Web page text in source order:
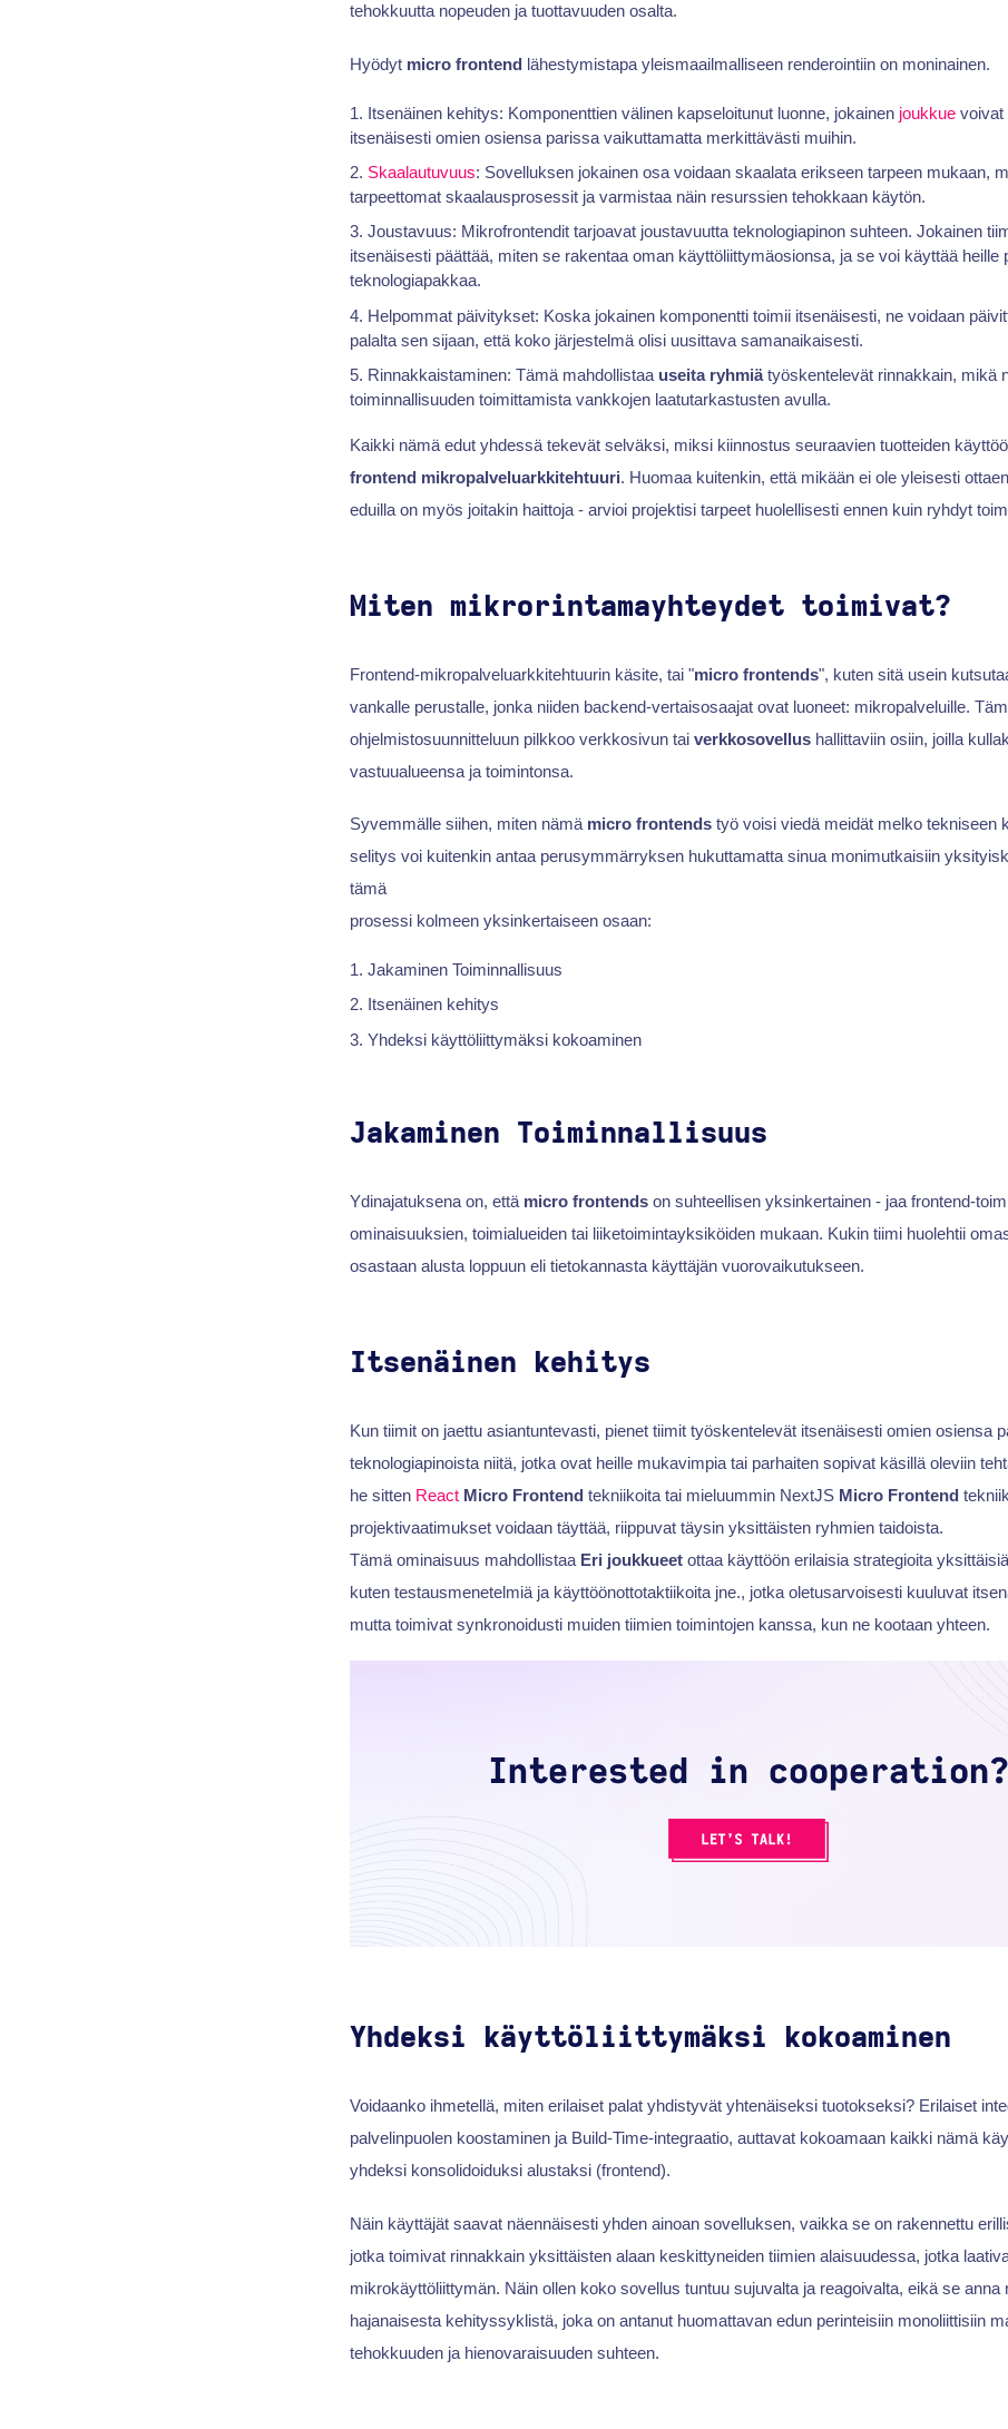
tehokkuutta nopeuden ja tuottavuuden osalta.
Hyödyt micro frontend lähestymistapa yleismaailmalliseen renderointiin on moninainen.
Itsenäinen kehitys: Komponenttien välinen kapseloitunut luonne, jokainen joukkuevoivat
itsenäisesti omien osiensa parissa vaikuttamatta merkittävästi muihin.
Skaalautuvuus: Sovelluksen jokainen osa voidaan skaalata erikseen tarpeen mukaan,
tarpeettomat skaalausprosessit ja varmistaa näin resurssien tehokkaan käytön.
Joustavuus: Mikrofrontendit tarjoavat joustavuutta teknologiapinon suhteen. Jokainen
itsenäisesti päättää, miten se rakentaa oman käyttöliittymäosionsa, ja se voi käyttää heille
teknologiapakkaa.
Helpommat päivitykset: Koska jokainen komponentti toimii itsenäisesti, ne voidaan
palalta sen sijaan, että koko järjestelmä olisi uusittava samanaikaisesti.
Rinnakkaistaminen: Tämä mahdollistaa useita ryhmiätyöskentelevät rinnakkain, mikä
toiminnallisuuden toimittamista vankkojen laatutarkastusten avulla.
Kaikki nämä edut yhdessä tekevät selväksi, miksi kiinnostus seuraavien tuotteiden
frontend mikropalveluarkkitehtuuri. Huomaa kuitenkin, että mikään ei ole yleisesti
eduilla on myös joitakin haittoja - arvioi projektisi tarpeet huolellisesti ennen kuin ryhdyt
Miten mikrorintamayhteydet toimivat?
Frontend-mikropalveluarkkitehtuurin käsite, tai "micro frontends", kuten sitä usein
vankalle perustalle, jonka niiden backend-vertaisosaajat ovat luoneet: mikropalveluille.
ohjelmistosuunnitteluun pilkkoo verkkosivun tai verkkosovellushallittaviin osiin, joilla
vastuualueensa ja toimintonsa.
Syvemmälle siihen, miten nämä micro frontendstyö voisi viedä meidät melko tekniseen
selitys voi kuitenkin antaa perusymmärryksen hukuttamatta sinua monimutkaisiin
tämä
prosessi kolmeen yksinkertaiseen osaan:
Jakaminen Toiminnallisuus
Itsenäinen kehitys
Yhdeksi käyttöliittymäksi kokoaminen
Jakaminen Toiminnallisuus
Ydinajatuksena on, että micro frontendson suhteellisen yksinkertainen - jaa frontend-
ominaisuuksien, toimialueiden tai liiketoimintayksiköiden mukaan. Kukin tiimi huolehtii
osastaan alusta loppuun eli tietokannasta käyttäjän vuorovaikutukseen.
Itsenäinen kehitys
Kun tiimit on jaettu asiantuntevasti, pienet tiimit työskentelevät itsenäisesti omien osiensa
teknologiapinoista niitä, jotka ovat heille mukavimpia tai parhaiten sopivat käsillä oleviin
he sitten React Micro Frontend tekniikoita tai mieluummin NextJS Micro Frontend
projektivaatimukset voidaan täyttää, riippuvat täysin yksittäisten ryhmien taidoista.
Tämä ominaisuus mahdollistaa Eri joukkueetottaa käyttöön erilaisia strategioita
kuten testausmenetelmiä ja käyttöönottotaktiikoita jne., jotka oletusarvoisesti kuuluvat
mutta toimivat synkronoidusti muiden tiimien toimintojen kanssa, kun ne kootaan yhteen.
Yhdeksi käyttöliittymäksi kokoaminen
Voidaanko ihmetellä, miten erilaiset palat yhdistyvät yhtenäiseksi tuotokseksi? Erilaiset
palvelinpuolen koostaminen ja Build-Time-integraatio, auttavat kokoamaan kaikki nämä
yhdeksi konsolidoiduksi alustaksi (frontend).
Näin käyttäjät saavat näennäisesti yhden ainoan sovelluksen, vaikka se on rakennettu
jotka toimivat rinnakkain yksittäisten alaan keskittyneiden tiimien alaisuudessa, jotka
mikrokäyttöliittymän. Näin ollen koko sovellus tuntuu sujuvalta ja reagoivalta, eikä se anna
hajanaisesta kehityssyklistä, joka on antanut huomattavan edun perinteisiin monoliittisiin
tehokkuuden ja hienovaraisuuden suhteen.